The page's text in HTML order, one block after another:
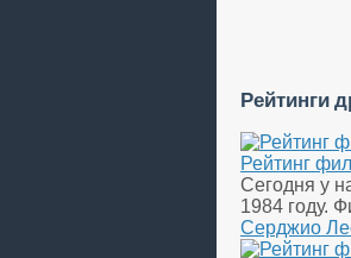
Рейтинги
Рейтинг
Сегодня у
1984 году.
Серджио